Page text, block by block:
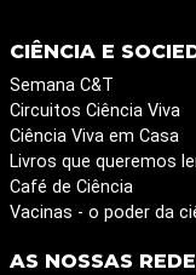
CIÊNCIA E
Semana C&T
Circuitos Ciência Viva
Ciência Viva em Casa
Livros que queremos
Café de Ciência
Vacinas - o poder da
AS NOSSAS